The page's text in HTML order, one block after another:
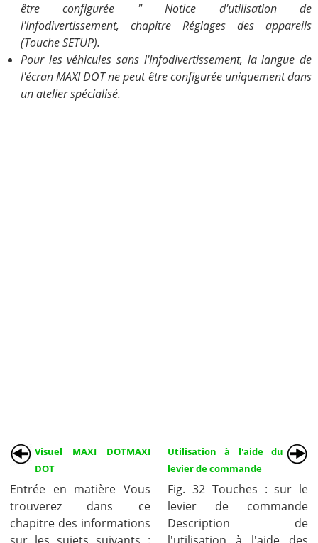
être configurée " Notice d'utilisation de
l'Infodivertissement, chapitre Réglages des appareils
(Touche SETUP).
Pour les véhicules sans l'Infodivertissement, la langue de
l'écran MAXI DOT ne peut être configurée uniquement dans
un atelier spécialisé.
Visuel MAXI DOTMAXI
DOT
Entrée en matière Vous
trouverez dans ce
chapitre des informations
Utilisation à l'aide du
levier de commande
Fig. 32 Touches : sur le
levier de commande
Description de